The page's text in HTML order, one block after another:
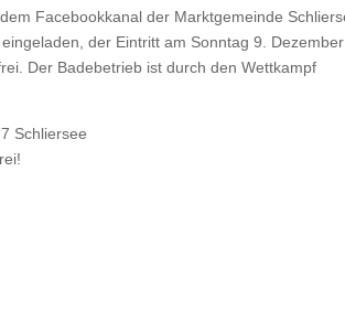
Facebookkanal der Marktgemeinde
der Eintritt am Sonntag 9. Dezember
Der Badebetrieb ist durch den Wettkampf
Schliersee